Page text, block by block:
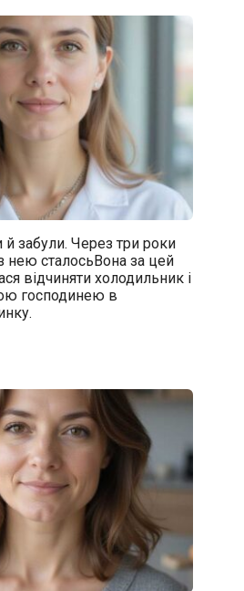
й забули. Через три роки
нею сталосьВона за цей
відчиняти холодильник і
господинею в